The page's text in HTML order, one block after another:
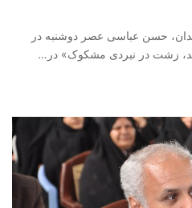
حسن عباسی عصر دوشنبه در
زشت در نبردی مشکوک» در…